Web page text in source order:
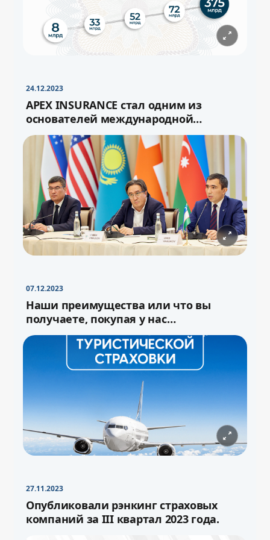
16pt + Свернуть
− 16pt + Свернуть
24.12.2023
APEX INSURANCE стал одним из
основателей международной
перестраховочной ёмкости «Turan»
07.12.2023
Наши преимущества или что вы
получаете, покупая у нас
туристическую страховку
− 16pt
27.11.2023
Опубликовали рэнкинг страховых
компаний за III квартал 2023 года.